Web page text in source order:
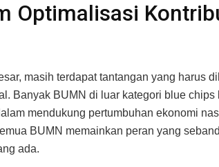
Optimalisasi
masih terdapat tantangan yang harus
Banyak BUMN di luar kategori blue chips
mendukung pertumbuhan ekonomi
BUMN memainkan peran yang
ada.